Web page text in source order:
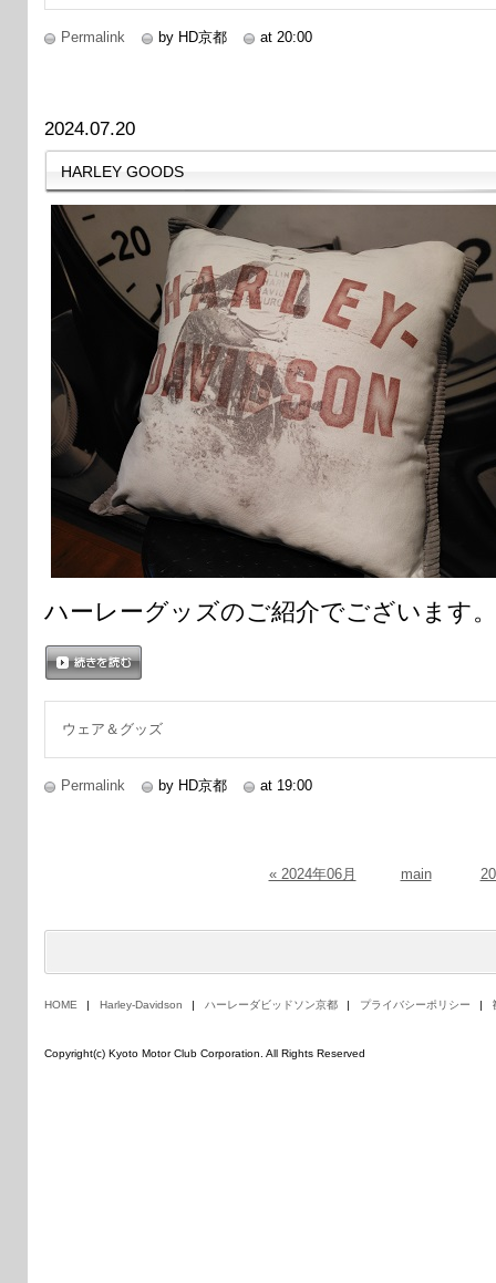
Permalink by HD京都 at 20:00
2024.07.20
HARLEY GOODS
ハーレーグッズのご紹介でございます。
ウェア＆グッズ
Permalink by HD京都 at 19:00
« 2024年06月 main
HOME Harley-Davidson ハーレーダビッドソン京都 プライバシーポリシー
Copyright(c) Kyoto Motor Club Corporation. All Rights Reserved